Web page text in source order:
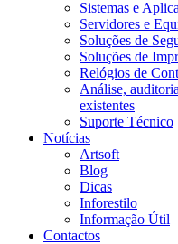
Sistemas e
Servidores e
Soluções de
Soluções de
Relógios de
Análise,
existentes
Suporte Técnico
Notícias
Artsoft
Blog
Dicas
Inforestilo
Informação Útil
Contactos